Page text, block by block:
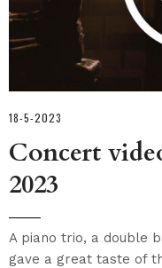
18-5-2023
Concert
2023
A piano trio, a double
gave a great taste of